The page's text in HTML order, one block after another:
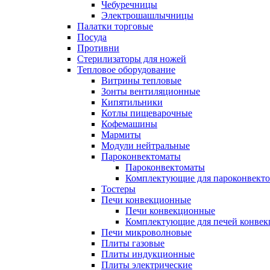
Чебуречницы
Электрошашлычницы
Палатки торговые
Посуда
Противни
Стерилизаторы для ножей
Тепловое оборудование
Витрины тепловые
Зонты вентиляционные
Кипятильники
Котлы пищеварочные
Кофемашины
Мармиты
Модули нейтральные
Пароконвектоматы
Пароконвектоматы
Комплектующие для
Тостеры
Печи конвекционные
Печи конвекционные
Комплектующие для печей
Печи микроволновые
Плиты газовые
Плиты индукционные
Плиты электрические